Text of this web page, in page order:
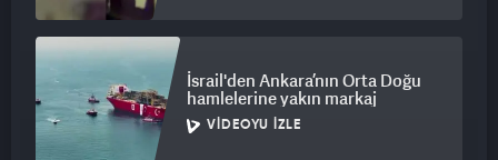
İsrail'den Ankara’nın Orta Doğu
hamlelerine yakın markaj
VIDEOYU İZLE